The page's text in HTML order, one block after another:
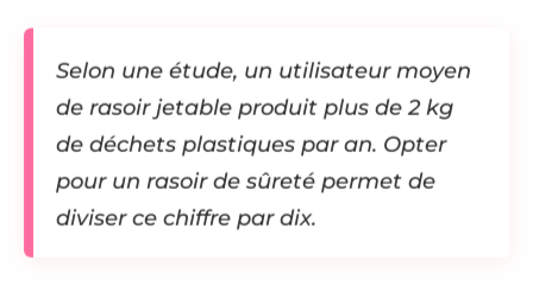
Selon une étude, un utilisateur moyen
de rasoir jetable produit plus de 2 kg
de déchets plastiques par an. Opter
pour un rasoir de sûreté permet de
diviser ce chiffre par dix.